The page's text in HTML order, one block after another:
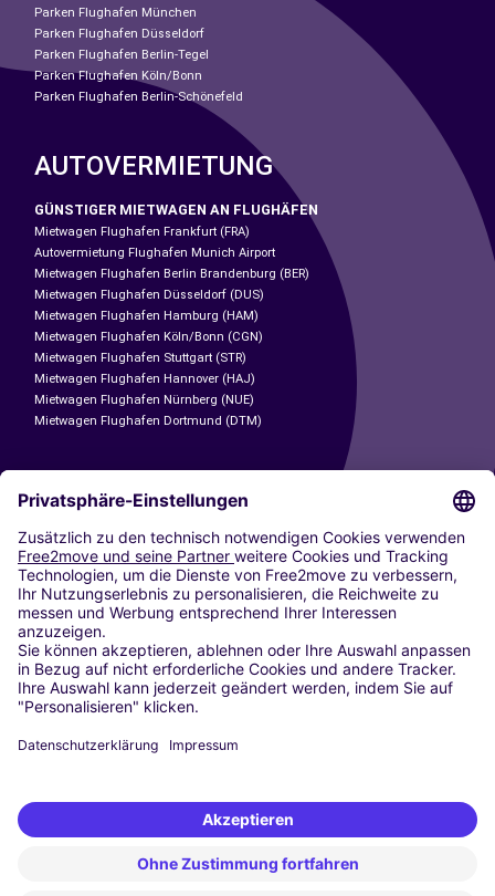
Parken Flughafen München
Parken Flughafen Düsseldorf
Parken Flughafen Berlin-Tegel
Parken Flughafen Köln/Bonn
Parken Flughafen Berlin-Schönefeld
AUTOVERMIETUNG
GÜNSTIGER MIETWAGEN AN FLUGHÄFEN
Mietwagen Flughafen Frankfurt (FRA)
Autovermietung Flughafen Munich Airport
Mietwagen Flughafen Berlin Brandenburg (BER)
Mietwagen Flughafen Düsseldorf (DUS)
Mietwagen Flughafen Hamburg (HAM)
Mietwagen Flughafen Köln/Bonn (CGN)
Mietwagen Flughafen Stuttgart (STR)
Mietwagen Flughafen Hannover (HAJ)
Mietwagen Flughafen Nürnberg (NUE)
Mietwagen Flughafen Dortmund (DTM)
CARSHARING
UNSERE STÄDTE
Paris
Madrid
Washington DC
Mailand
Rom
Turin
Wien
Berlin
Düsseldorf